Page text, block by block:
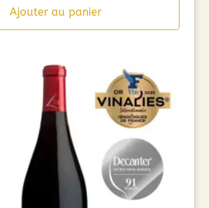
Ajouter au panier